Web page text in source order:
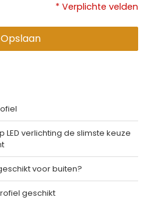
* Verplichte velden
Opslaan
verlichting de slimste keuze
voor buiten?
geschikt